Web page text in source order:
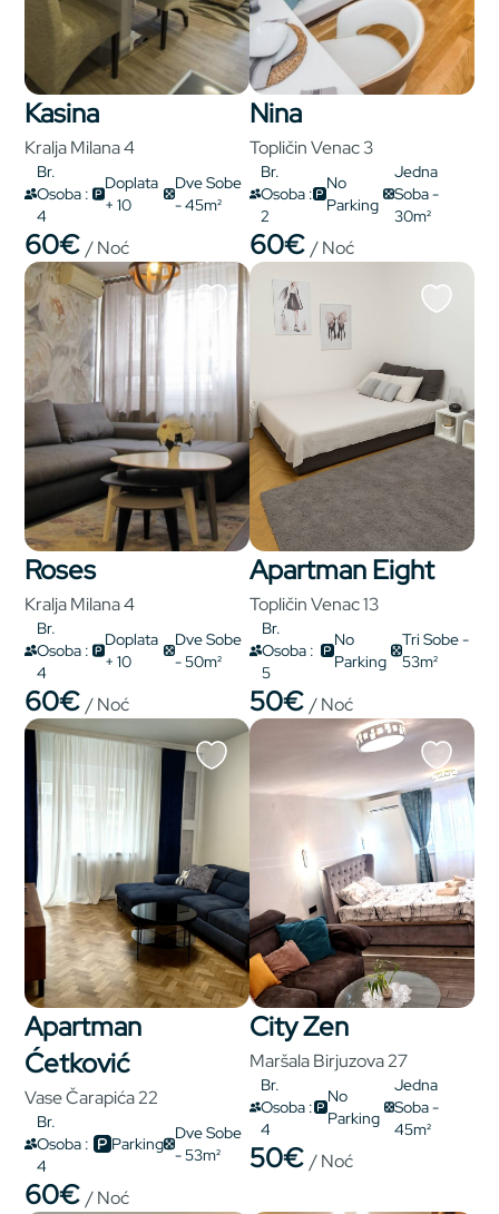
City Zen
Maršala Birjuzova 27
Br.
Osoba :
4
No
Parking
Jedna
Soba -
45m²
50€ / Noć
Apartman Eight
Topličin Venac 13
Br.
Osoba :
5
No
Parking
Tri Sobe -
53m²
50€ / Noć
Apartman
Ćetković
Vase Čarapića 22
Br.
Osoba :
4
Parking
Dve Sobe
- 53m²
60€/ Noć
Nina
Topličin Venac 3
Br.
Osoba :
2
No
Parking
Jedna
Soba -
30m²
60€ / Noć
Kasina
Kralja Milana 4
Br.
Osoba :
4
Doplata
+ 10
Dve Sobe
- 45m²
60€/ Noć
Roses
Kralja Milana 4
Br.
Osoba :
4
Doplata
+ 10
Dve Sobe
- 50m²
60€/ Noć